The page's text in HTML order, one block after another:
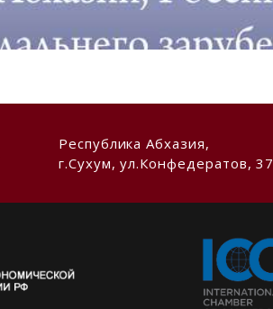
Республика Абхазия,
г.Сухум, ул.Конфедератов, 37